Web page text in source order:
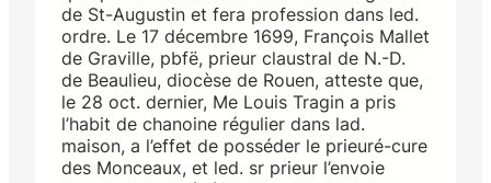
de St-Augustin et fera profession dans led.
ordre. Le 17 décembre 1699, François Mallet
de Graville, pbfë, prieur claustral de N.-D.
de Beaulieu, diocèse de Rouen, atteste que,
le 28 oct. dernier, Me Louis Tragin a pris
l’habit de chanoine régulier dans lad.
maison, a l’effet de posséder le prieuré-cure
des Monceaux, et led. sr prieur l’envoie